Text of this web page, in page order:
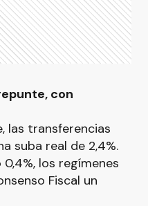
con
las transferencias
suba real de 2,4%.
los regímenes
Fiscal un